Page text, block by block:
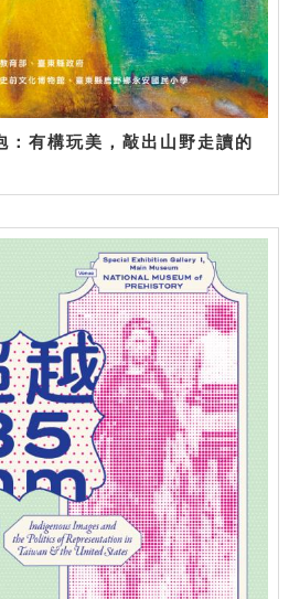
：有構玩美，敲出山野走讀的